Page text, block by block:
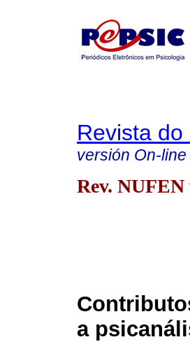
Revista do
versión On-line
Rev. NUFEN
a